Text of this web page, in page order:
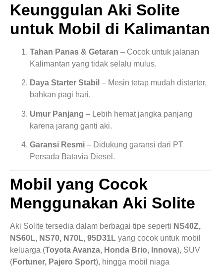
Keunggulan Aki Solite
untuk Mobil di Kalimantan
Tahan Panas & Getaran – Cocok untuk jalanan
Kalimantan yang tidak selalu mulus.
Daya Starter Stabil – Mesin tetap mudah distarter,
bahkan pagi hari.
Umur Panjang – Lebih hemat jangka panjang
karena jarang ganti aki.
Garansi Resmi – Didukung garansi dari PT
Persada Batavia Diesel.
Mobil yang Cocok
Menggunakan Aki Solite
Aki Solite tersedia dalam berbagai tipe seperti NS40Z,
NS60L, NS70, N70L, 95D31L yang cocok untuk mobil
keluarga (Toyota Avanza, Honda Brio, Innova), SUV
(Fortuner, Pajero Sport), hingga mobil niaga